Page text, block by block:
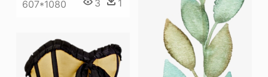
607*1080 3 1